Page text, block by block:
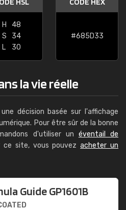
H
48
S
34
L
30
#685D33
la vie réelle
décision basée sur l'affichage
Pour être sûr de la bonne
d'utiliser un éventail de
ce site, vous pouvezacheter un
Guide GP1601B